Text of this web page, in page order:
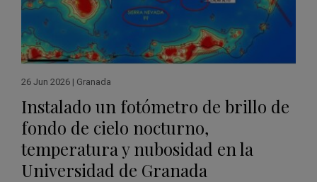
26 Jun 2026 | Granada
Instalado un fotómetro de brillo de
fondo de cielo nocturno,
temperatura y nubosidad en la
Universidad de Granada